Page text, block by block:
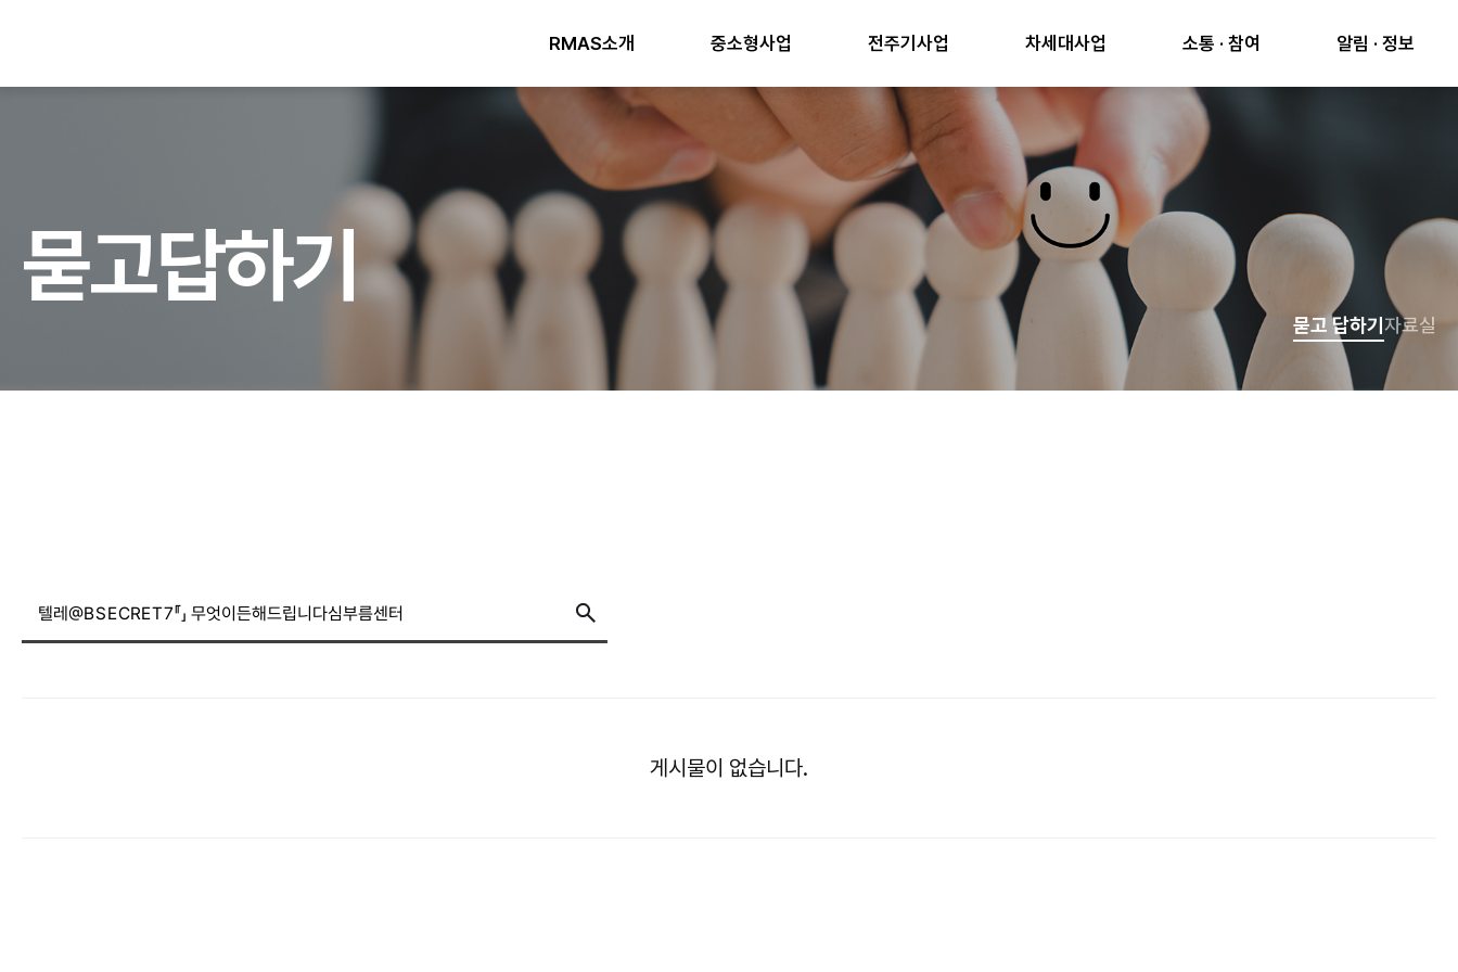
RMAS소개 중소형사업 전주기사업 차세대사업 소통 · 참여 알림 · 정보
묻고답하기
묻고 답하기 자료실
게시물이 없습니다.